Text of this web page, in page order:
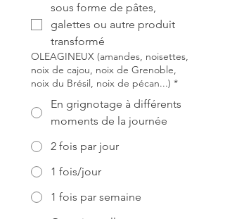
sous forme de pâtes,
galettes ou autre produit
transformé
OLEAGINEUX (amandes, noisettes,
noix de cajou, noix de Grenoble,
noix du Brésil, noix de pécan...) *
En grignotage à différents
moments de la journée
2 fois par jour
1 fois/jour
1 fois par semaine